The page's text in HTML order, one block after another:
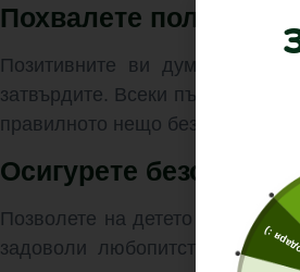
Похвалете
Позитивните ви думи и
затвърдите. Всеки път, когато
правилното нещо без проява на
Осигурете безопасна
Позволете на детето да
задоволи любопитството и